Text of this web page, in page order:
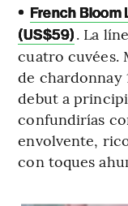
• French Bloom
(US$59). La
cuatro cuvées.
de chardonnay
debut a
confundirías
envolvente,
con toques